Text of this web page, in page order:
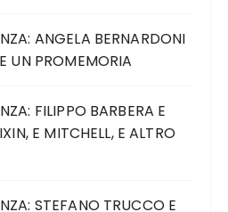
ANGELA BERNARDONI
UN PROMEMORIA
FILIPPO BARBERA E
E MITCHELL, E ALTRO
STEFANO TRUCCO E